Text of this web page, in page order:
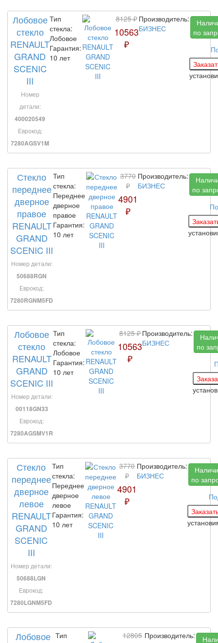
Лобовое
стекло
RENAULT
GRAND
SCENIC
III
Номер
детали:
400020549
Еврокод:
7280AGSV1M
Тип
стекла:
Лобовое
Гарантия:
10 лет
8125 ₽
10563
₽
Производитель:
БИЗНЕС
по
Стекло
переднее
дверное
правое
RENAULT
GRAND
SCENIC III
Номер детали:
50688RGN
Еврокод:
7280RGNM5FD
Тип
стекла:
Переднее
дверное
правое
Гарантия:
10 лет
3770
₽
4901
₽
Производитель:
БИЗНЕС
по
Лобовое
стекло
RENAULT
GRAND
SCENIC III
Номер детали:
00118GN33
Еврокод:
7280AGSMV1R
Тип
стекла:
Лобовое
Гарантия:
10 лет
8125 ₽
10563
₽
Производитель:
БИЗНЕС
по
Стекло
переднее
дверное
левое
RENAULT
GRAND
SCENIC
III
Номер детали:
50688LGN
Еврокод:
7280LGNM5FD
Тип
стекла:
Переднее
дверное
левое
Гарантия:
10 лет
3770
₽
4901
₽
Производитель:
БИЗНЕС
по
Лобовое Тип
12805 Производитель: